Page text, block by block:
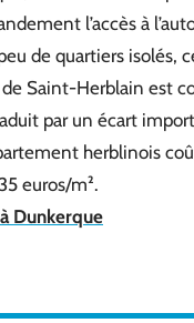
l’accès à
de quartiers isolés,
Saint-Herblain est
par un écart
herblinois
euros/m².
Dunkerque